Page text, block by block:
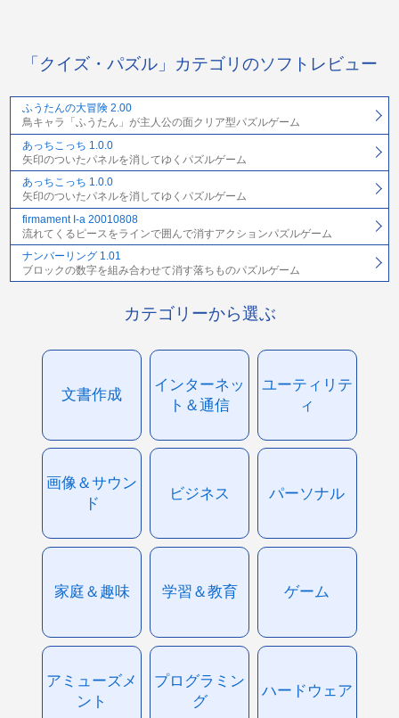
「クイズ・パズル」カテゴリのソフトレビュー
ふうたんの大冒険 2.00
鳥キャラ「ふうたん」が主人公の面クリア型パズルゲーム
あっちこっち 1.0.0
矢印のついたパネルを消してゆくパズルゲーム
あっちこっち 1.0.0
矢印のついたパネルを消してゆくパズルゲーム
firmament I-a 20010808
流れてくるピースをラインで囲んで消すアクションパズルゲーム
ナンバーリング 1.01
ブロックの数字を組み合わせて消す落ちものパズルゲーム
カテゴリーから選ぶ
文書作成
インターネッ
ト＆通信
ユーティリテ
ィ
画像＆サウン
ド
ビジネス パーソナル
家庭＆趣味 学習＆教育 ゲーム
アミューズメ
ント
プログラミン
グ
ハードウェア